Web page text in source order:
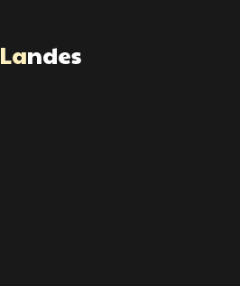
Landes